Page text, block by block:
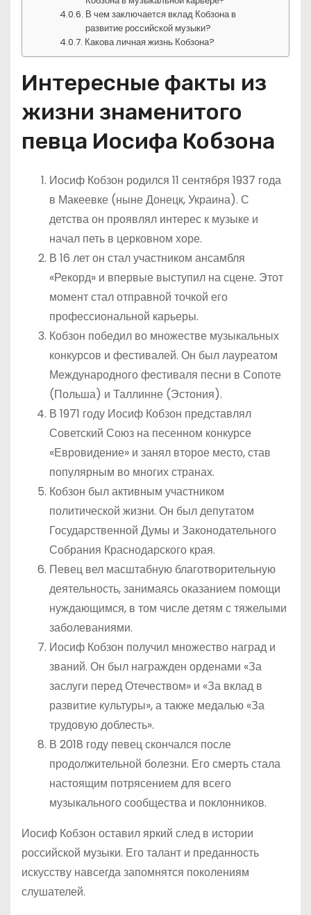
В чем заключается вклад Кобзона в
развитие российской музыки?
Какова личная жизнь Кобзона?
Интересные факты из
жизни знаменитого
певца Иосифа Кобзона
Иосиф Кобзон родился 11 сентября 1937 года
в Макеевке (ныне Донецк, Украина). С
детства он проявлял интерес к музыке и
начал петь в церковном хоре.
В 16 лет он стал участником ансамбля
«Рекорд» и впервые выступил на сцене. Этот
момент стал отправной точкой его
профессиональной карьеры.
Кобзон победил во множестве музыкальных
конкурсов и фестивалей. Он был лауреатом
Международного фестиваля песни в Сопоте
(Польша) и Таллинне (Эстония).
В 1971 году Иосиф Кобзон представлял
Советский Союз на песенном конкурсе
«Евровидение» и занял второе место, став
популярным во многих странах.
Кобзон был активным участником
политической жизни. Он был депутатом
Государственной Думы и Законодательного
Собрания Краснодарского края.
Певец вел масштабную благотворительную
деятельность, занимаясь оказанием помощи
нуждающимся, в том числе детям с тяжелыми
заболеваниями.
Иосиф Кобзон получил множество наград и
званий. Он был награжден орденами «За
заслуги перед Отечеством» и «За вклад в
развитие культуры», а также медалью «За
трудовую доблесть».
В 2018 году певец скончался после
продолжительной болезни. Его смерть стала
настоящим потрясением для всего
музыкального сообщества и поклонников.
Иосиф Кобзон оставил яркий след в истории
российской музыки. Его талант и преданность
искусству навсегда запомнятся поколениям
слушателей.